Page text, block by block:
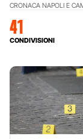
CRONACA NAPOLI E
41
CONDIVISIONI